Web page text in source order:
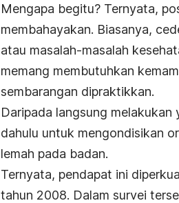
Mengapa begitu? Ternyata,
membahayakan. Biasanya,
atau masalah-masalah
memang membutuhkan
sembarangan dipraktikkan.
Daripada langsung
dahulu untuk mengondisikan
lemah pada badan.
Ternyata, pendapat ini
tahun 2008. Dalam survei